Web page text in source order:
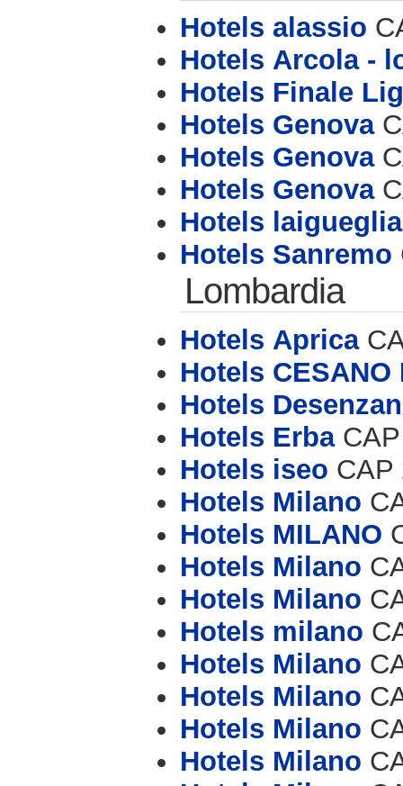
Hotels alassio
Hotels Arcola -
Hotels Finale
Hotels Genova
Hotels Genova
Hotels Genova
Hotels laigueglia
Hotels Sanremo
Lombardia
Hotels Aprica
Hotels CESANO
Hotels
Hotels ErbaCAP
Hotels iseo CAP
Hotels Milano
Hotels MILANO
Hotels Milano
Hotels Milano
Hotels milano
Hotels Milano
Hotels Milano
Hotels Milano
Hotels Milano